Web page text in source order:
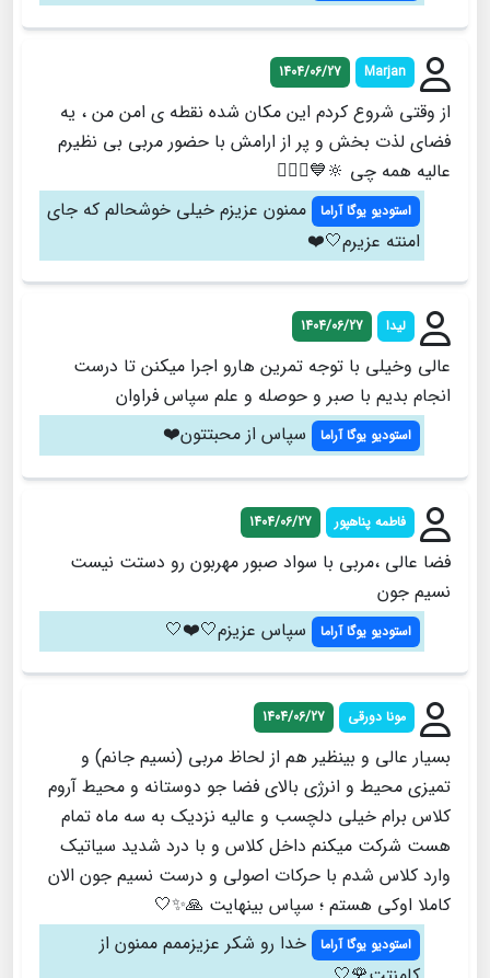
Marjan
1404/06/27
از وقتی شروع کردم این مکان شده نقطه ی امن من ، یه
فضای لذت بخش و پر از ارامش با حضور مربی بی نظیرم
عالیه همه چی 🔆💙🧘🏽‍♀️
استودیو یوگا آراما
ممنون عزیزم خیلی خوشحالم که جای
امنته عزیرم🤍❤️
لیدا 1404/06/27
عالی وخیلی با توجه تمرین هارو اجرا میکنن تا درست
انجام بدیم با صبر و حوصله و علم سپاس فراوان
استودیو یوگا آراما سپاس از محبتتون❤️
فاطمه پناهپور 1404/06/27
فضا عالی ،مربی با سواد صبور مهربون رو دستت نیست
نسیم جون
استودیو یوگا آراما سپاس عزیزم🤍❤️🤍
مونا دورقی 1404/06/27
بسیار عالی و بینظیر هم از لحاظ مربی (نسیم جانم) و
تمیزی محیط و انرژی بالای فضا جو دوستانه و محیط آروم
کلاس برام خیلی دلچسب و عالیه نزدیک به سه ماه تمام
هست شرکت میکنم داخل کلاس و با درد شدید سیاتیک
وارد کلاس شدم با حرکات اصولی و درست نسیم جون الان
کاملا اوکی هستم ؛ سپاس بینهایت 🙏✨️🤍
استودیو یوگا آراما
خدا رو شکر عزیزممم ممنون از